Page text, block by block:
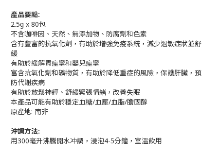
產品要點:
2.5g x 80包
不含咖啡因、天然、無添加物、防腐劑和色素
含有豐富的抗氧化劑，有助於增強免疫系統，減少過敏症狀並舒
緩
有助於緩解胃痙攣和嬰兒痙攣
富含抗氧化劑和礦物質，有助於降低重症的風險，保護肝臟，預
防代謝疾病
有助於放鬆神經、舒緩緊張情緒，改善失眠
本產品可能有助於穩定血糖/血壓/血脂/膽固醇
原產地: 南非
沖調方法:
用300毫升沸騰開水冲調，浸泡4-5分鐘，室溫飲用